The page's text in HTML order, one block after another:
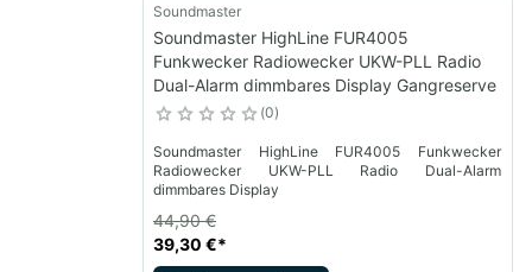
Soundmaster
Soundmaster HighLine FUR4005
Funkwecker Radiowecker UKW-PLL Radio
Dual-Alarm dimmbares Display Gangreserve
0
Soundmaster HighLine FUR4005 Funkwecker
Radiowecker UKW-PLL Radio Dual-Alarm
dimmbares Display
39,30 €*
44,90 €